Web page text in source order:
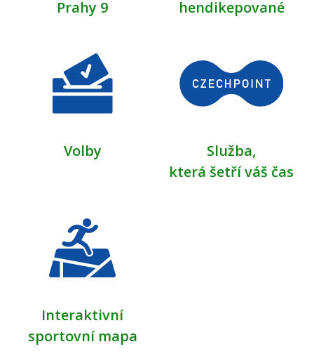
Prahy 9
hendikepované
Volby
Služba,
která šetří váš čas
Interaktivní
sportovní mapa